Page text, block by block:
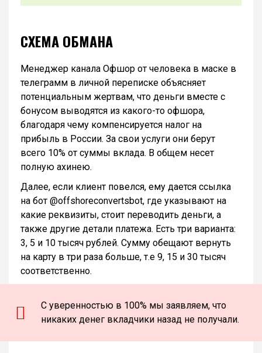
СХЕМА ОБМАНА
Менеджер канала Офшор от человека в маске в
телеграмм в личной переписке объясняет
потенциальным жертвам, что деньги вместе с
бонусом выводятся из какого-то офшора,
благодаря чему компенсируется налог на
прибыль в России. За свои услуги они берут
всего 10% от суммы вклада. В общем несет
полную ахинею.
Далее, если клиент повелся, ему дается ссылка
на бот @offshoreconvertsbot, где указывают на
какие реквизиты, стоит переводить деньги, а
также другие детали платежа. Есть три варианта:
3, 5 и 10 тысяч рублей. Сумму обещают вернуть
на карту в три раза больше, т.е 9, 15 и 30 тысяч
соответственно.
С уверенностью в 100% мы заявляем, что
никаких денег вкладчики назад не получали.